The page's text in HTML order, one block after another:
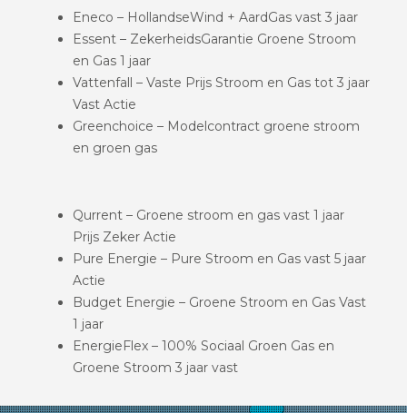
Eneco – HollandseWind + AardGas vast 3 jaar
Essent – ZekerheidsGarantie Groene Stroom
en Gas 1 jaar
Vattenfall – Vaste Prijs Stroom en Gas tot 3 jaar
Vast Actie
Greenchoice – Modelcontract groene stroom
en groen gas
Qurrent – Groene stroom en gas vast 1 jaar
Prijs Zeker Actie
Pure Energie – Pure Stroom en Gas vast 5 jaar
Actie
Budget Energie – Groene Stroom en Gas Vast
1 jaar
EnergieFlex – 100% Sociaal Groen Gas en
Groene Stroom 3 jaar vast